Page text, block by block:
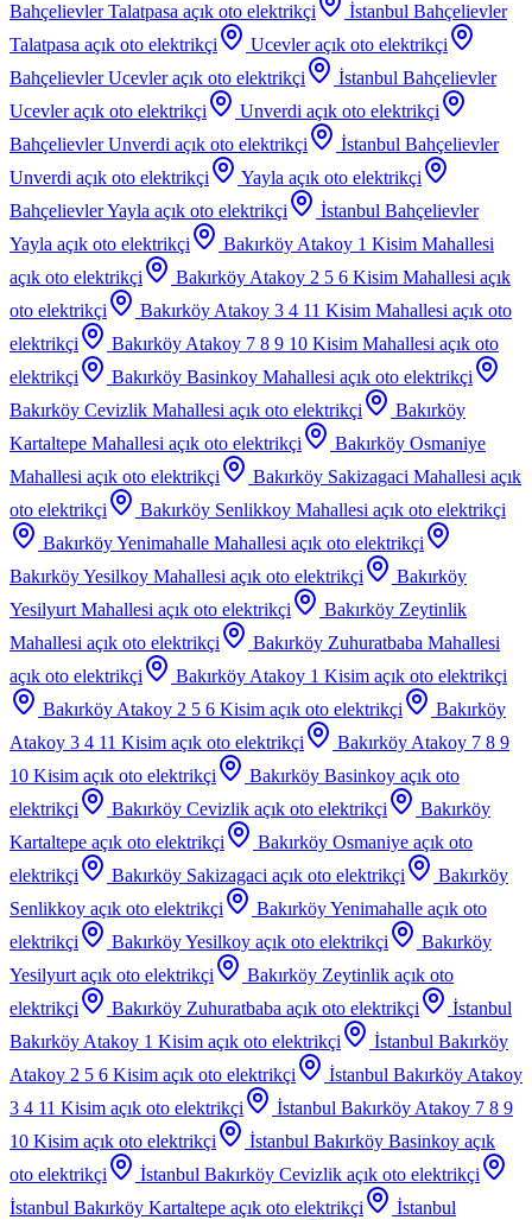
Bahçelievler Talatpasa açık oto elektrikçi
İstanbul Bahçelievler
Talatpasa açık oto elektrikçi Ucevler açık oto elektrikçi
Bahçelievler Ucevler açık oto elektrikçi
İstanbul Bahçelievler
Ucevler açık oto elektrikçi Unverdi açık oto elektrikçi
Bahçelievler Unverdi açık oto elektrikçi
İstanbul Bahçelievler
Unverdi açık oto elektrikçi Yayla açık oto elektrikçi
Bahçelievler Yayla açık oto elektrikçi
İstanbul Bahçelievler
Yayla açık oto elektrikçi
Bakırköy Atakoy 1 Kisim Mahallesi
açık oto elektrikçi
Bakırköy Atakoy 2 5 6 Kisim Mahallesi açık
oto elektrikçi
Bakırköy Atakoy 3 4 11 Kisim Mahallesi açık oto
elektrikçi
Bakırköy Atakoy 7 8 9 10 Kisim Mahallesi açık oto
elektrikçi
Bakırköy Basinkoy Mahallesi açık oto elektrikçi
Bakırköy Cevizlik Mahallesi açık oto elektrikçi
Bakırköy
Kartaltepe Mahallesi açık oto elektrikçi
Bakırköy Osmaniye
Mahallesi açık oto elektrikçi Bakırköy Sakizagaci Mahallesi açık
oto elektrikçi
Bakırköy Senlikkoy Mahallesi açık oto elektrikçi
Bakırköy Yenimahalle Mahallesi açık oto elektrikçi
Bakırköy Yesilkoy Mahallesi açık oto elektrikçi
Bakırköy
Yesilyurt Mahallesi açık oto elektrikçi
Bakırköy Zeytinlik
Mahallesi açık oto elektrikçi
Bakırköy Zuhuratbaba Mahallesi
açık oto elektrikçi
Bakırköy Atakoy 1 Kisim açık oto elektrikçi
Bakırköy Atakoy 2 5 6 Kisim açık oto elektrikçi
Bakırköy
Atakoy 3 4 11 Kisim açık oto elektrikçi
Bakırköy Atakoy 7 8 9
10 Kisim açık oto elektrikçi Bakırköy Basinkoy açık oto
elektrikçi
Bakırköy Cevizlik açık oto elektrikçi
Bakırköy
Kartaltepe açık oto elektrikçi Bakırköy Osmaniye açık oto
elektrikçi
Bakırköy Sakizagaci açık oto elektrikçi
Bakırköy
Senlikkoy açık oto elektrikçi Bakırköy Yenimahalle açık oto
elektrikçi
Bakırköy Yesilkoy açık oto elektrikçi
Bakırköy
Yesilyurt açık oto elektrikçi Bakırköy Zeytinlik açık oto
elektrikçi
Bakırköy Zuhuratbaba açık oto elektrikçi
İstanbul
Bakırköy Atakoy 1 Kisim açık oto elektrikçi
İstanbul Bakırköy
Atakoy 2 5 6 Kisim açık oto elektrikçi
İstanbul Bakırköy Atakoy
3 4 11 Kisim açık oto elektrikçi
İstanbul Bakırköy Atakoy 7 8 9
10 Kisim açık oto elektrikçi İstanbul Bakırköy Basinkoy açık
oto elektrikçi
İstanbul Bakırköy Cevizlik açık oto elektrikçi
İstanbul Bakırköy Kartaltepe açık oto elektrikçi
İstanbul